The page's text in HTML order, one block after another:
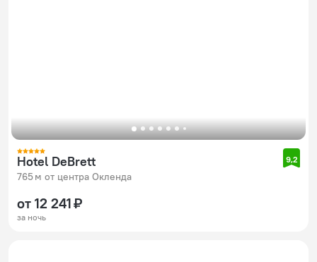
Hotel DeBrett
765 м от центра Окленда
9,2
от 12 241 ₽
за ночь